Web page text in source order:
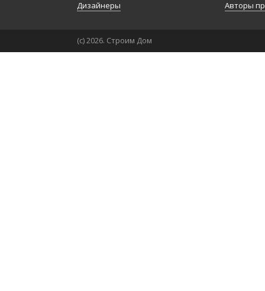
Дизайнеры Авторы
(с) 2026. Строим Дом